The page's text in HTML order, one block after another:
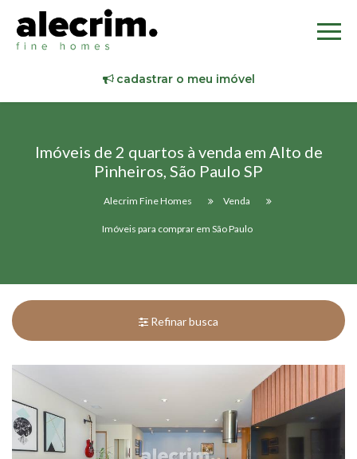
cadastrar o meu imóvel
Imóveis de 2 quartos à venda em Alto de
Pinheiros, São Paulo SP
Alecrim Fine Homes Venda
Imóveis para comprar em São Paulo
Refinar busca